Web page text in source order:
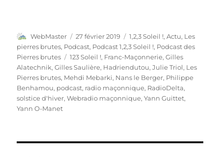
Auteur
WebMaster
Publié
le
27 février 2019 Catégories
1,2,3 Soleil !,Actu, Les
pierres brutes, Podcast, Podcast 1,2,3 Soleil !, Podcast des
Pierres brutes
Étiquettes
123 Soleil !, Franc-Maçonnerie,Gilles
Alatechnik,Gilles Saulière, Hadriendutou,Julie Triol, Les
Pierres brutes, Mehdi Mebarki, Nans le Berger, Philippe
Benhamou, podcast, radio maçonnique, RadioDelta,
solstice d'hiver,Webradio maçonnique,Yann Guittet,
Yann O-Manet